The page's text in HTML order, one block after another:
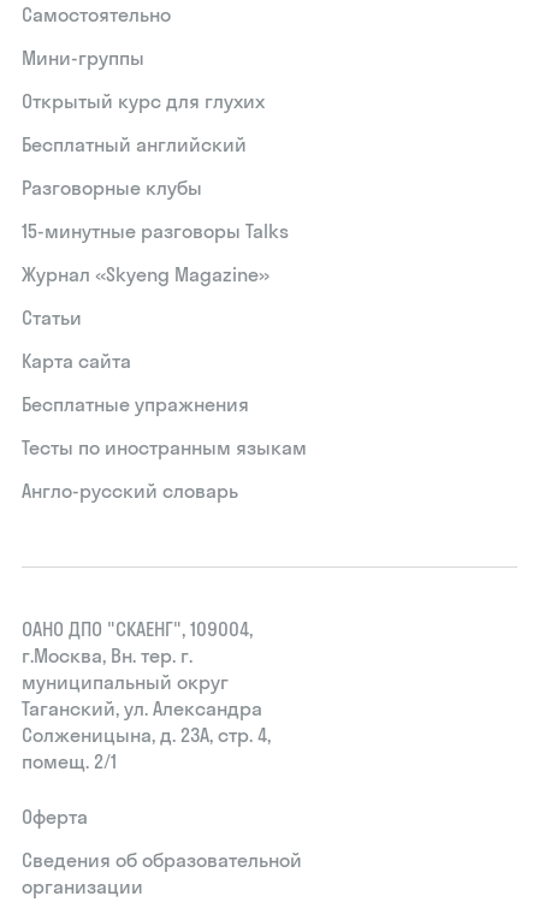
Самостоятельно
Мини-группы
Открытый курс для глухих
Бесплатный английский
Разговорные клубы
15‑минутные разговоры Talks
Журнал «Skyeng Magazine»
Статьи
Карта сайта
Бесплатные упражнения
Тесты по иностранным языкам
Англо-русский словарь
ОАНО ДПО "СКАЕНГ", 109004,
г.Москва, Вн. тер. г.
муниципальный округ
Таганский, ул. Александра
Солженицына, д. 23А, стр. 4,
помещ. 2/1
Оферта
Сведения об образовательной
организации